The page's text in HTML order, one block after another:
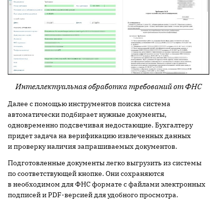
Интеллектуальная обработка требований от ФНС
Далее с помощью инструментов поиска система
автоматически подбирает нужные документы,
одновременно подсвечивая недостающие. Бухгалтеру
придет задача на верификацию извлеченных данных
и проверку наличия запрашиваемых документов.
Подготовленные документы легко выгрузить из системы
по соответствующей кнопке. Они сохраняются
в необходимом для ФНС формате с файлами электронных
подписей и PDF-версией для удобного просмотра.